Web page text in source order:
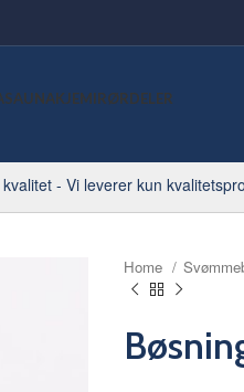
SAUNAKJEMIRØRDELER
kvalitet - Vi leverer kun
Home